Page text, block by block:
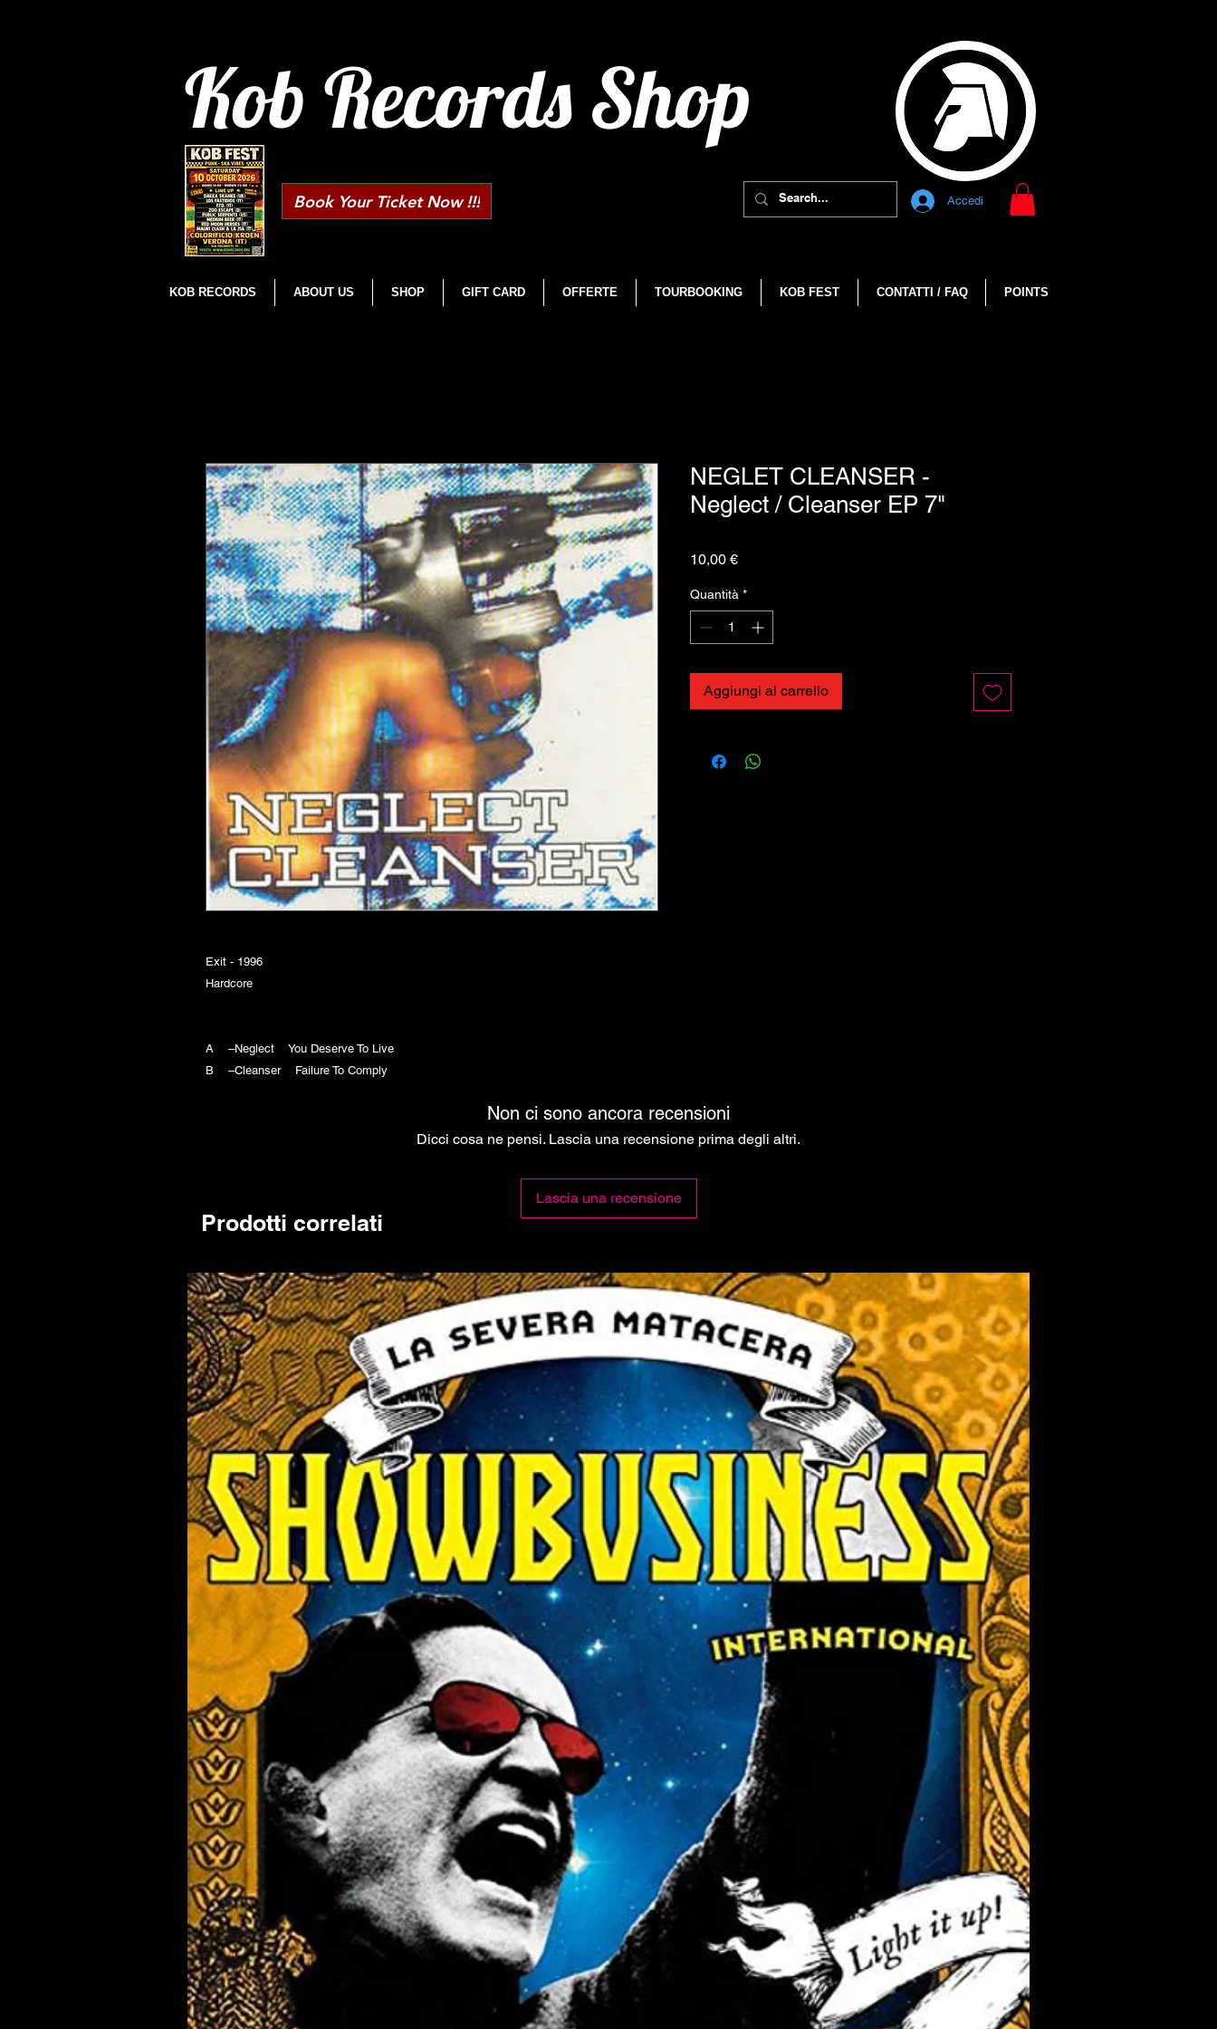
Kob Records Shop
Accedi
Book Your Ticket Now !!!
KOB RECORDS ABOUT US SHOP GIFT CARD OFFERTE TOURBOOKING KOB FEST CONTATTI / FAQ POINTS
Exit - 1996
Hardcore
A –Neglect You Deserve To Live
B –Cleanser Failure To Comply
NEGLET CLEANSER -
Neglect / Cleanser EP 7"
10,00 €Prezzo
Quantità *
Aggiungi al carrello
Non ci sono ancora recensioni
Dicci cosa ne pensi. Lascia una recensione prima degli altri.
Lascia una recensione
Prodotti correlati